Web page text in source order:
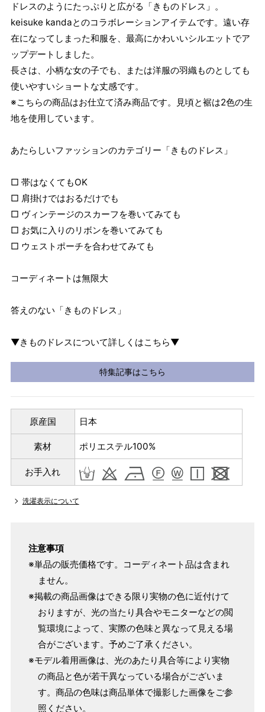
ドレスのようにたっぷりと広がる「きものドレス」。
keisuke kandaとのコラボレーションアイテムです。遠い存
在になってしまった和服を、最高にかわいいシルエットでア
ップデートしました。
長さは、小柄な女の子でも、または洋服の羽織ものとしても
使いやすいショートな丈感です。
※こちらの商品はお仕立て済み商品です。見頃と裾は2色の生
地を使用しています。
あたらしいファッションのカテゴリー「きものドレス」
□ 帯はなくてもOK
□ 肩掛けではおるだけでも
□ ヴィンテージのスカーフを巻いてみても
□ お気に入りのリボンを巻いてみても
□ ウェストポーチを合わせてみても
コーディネートは無限大
答えのない「きものドレス」
▼きものドレスについて詳しくはこちら▼
特集記事はこちら
原産国 日本
素材 ポリエステル100%
お手入れ
洗濯表示について
注意事項
※単品の販売価格です。コーディネート品は含まれ
ません。
※掲載の商品画像はできる限り実物の色に近付けて
おりますが、光の当たり具合やモニターなどの閲
覧環境によって、実際の色味と異なって見える場
合がございます。予めご了承ください。
※モデル着用画像は、光のあたり具合等により実物
の商品と色が若干異なっている場合がございま
す。商品の色味は商品単体で撮影した画像をご参
照ください。